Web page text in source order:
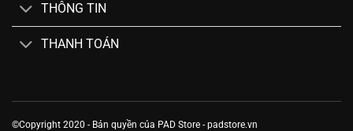
THÔNG TIN
THANH TOÁN
©Copyright 2020 - Bản quyền của PAD Store - padstore.vn